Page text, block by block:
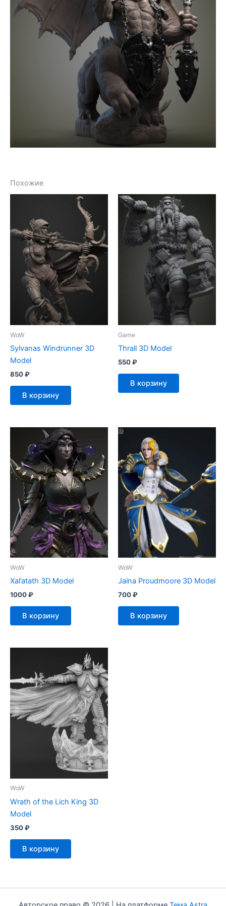
Похожие
WoW
Sylvanas Windrunner 3D
Model
850₽
В корзину
Game
Thrall 3D Model
550₽
В корзину
WoW
Xal’atath 3D Model
1000₽
В корзину
WoW
Jaina Proudmoore 3D Model
700₽
В корзину
WoW
Wrath of the Lich King 3D
Model
350₽
В корзину